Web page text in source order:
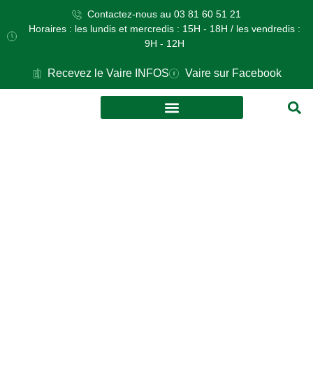
Contactez-nous au 03 81 60 51 21
Horaires : les lundis et mercredis : 15H - 18H / les vendredis :
9H - 12H
Recevez le Vaire INFOS Vaire sur Facebook